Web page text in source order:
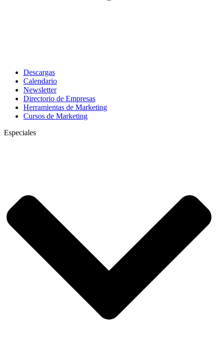
Descargas
Calendario
Newsletter
Directorio de Empresas
Herramientas de Marketing
Cursos de Marketing
Especiales